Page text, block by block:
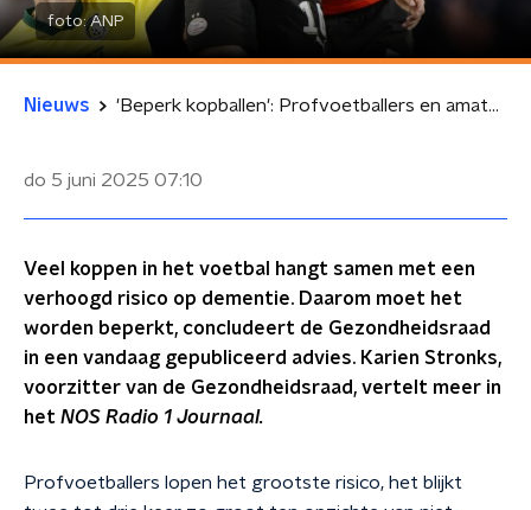
foto:ANP
Nieuws 'Beperk kopballen': Profvoetballers en amateurs lopen verhoogd risico op dementie
do 5 juni 2025 07:10
Veel koppen in het voetbal hangt samen met een
verhoogd risico op dementie. Daarom moet het
worden beperkt, concludeert de Gezondheidsraad
in een vandaag gepubliceerd advies. Karien Stronks,
voorzitter van de Gezondheidsraad, vertelt meer in
het NOS Radio 1 Journaal.
Profvoetballers lopen het grootste risico, het blijkt